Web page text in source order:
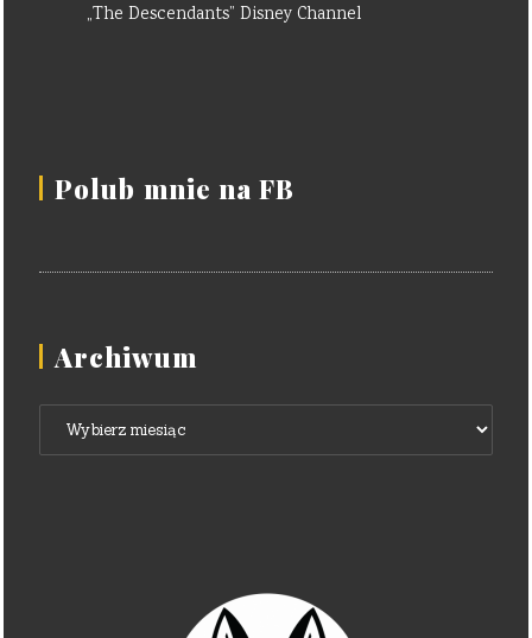
„The Descendants” Disney Channel
Polub mnie na FB
Archiwum
Archiwum